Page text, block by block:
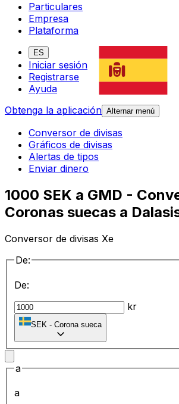
Particulares
Empresa
Plataforma
ES
Iniciar sesión
Registrarse
Ayuda
Obtenga la aplicación Alternar menú
Conversor de divisas
Gráficos de divisas
Alertas de tipos
Enviar dinero
1000 SEK a GMD -
Coronas suecas a
Conversor de divisas Xe
De:
De:
kr
SEK - Corona sueca
a
a